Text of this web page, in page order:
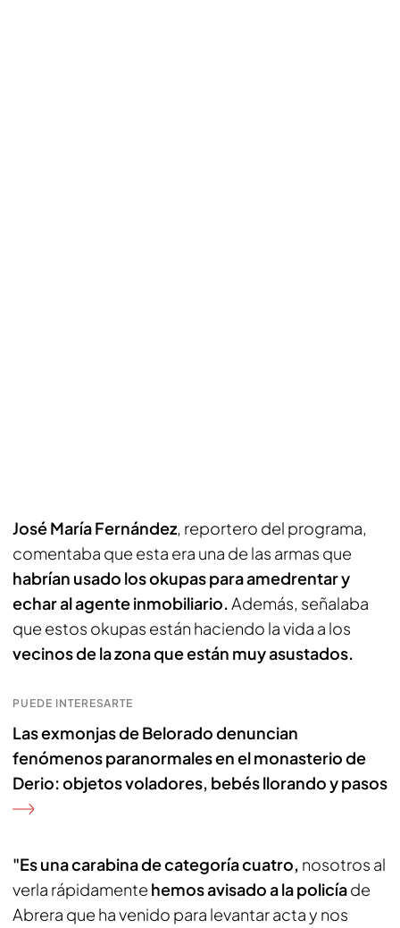
José María Fernández, reportero del programa,
comentaba que esta era una de las armas que
habrían usado los okupas para amedrentar y
echar al agente inmobiliario.Además, señalaba
que estos okupas están haciendo la vida a los
vecinos de la zona que están muy asustados.
PUEDE INTERESARTE
Las exmonjas de Belorado denuncian
fenómenos paranormales en el monasterio de
Derio: objetos voladores, bebés llorando y pasos
"Es una carabina de categoría cuatro, nosotros al
verla rápidamente hemos avisado a la policíade
Abrera que ha venido para levantar acta y nos